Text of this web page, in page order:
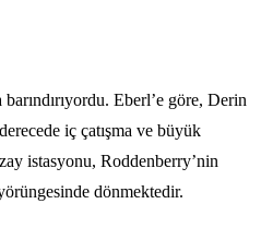
Eberl’e göre, Derin
iç çatışma ve büyük
istasyonu, Roddenberry’nin
dönmektedir.